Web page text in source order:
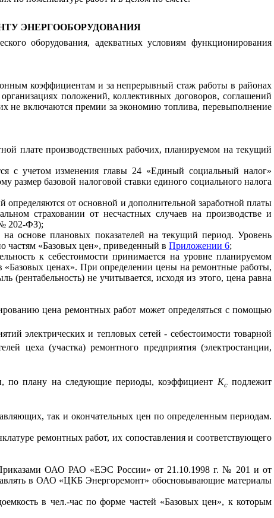
ЭНЕРГООБОРУДОВАНИЯ
оборудования, адекватных условиям функционирования
коэффициентам и за непрерывный стаж работы в районах
положений, коллективных договоров, соглашений
не включаются премии за экономию топлива, перевыполнение
плате производственных рабочих, планируемом на текущий
с учетом изменения главы 24 «Единый социальный налог»
базовой налоговой ставки единого социального налога
определяются от основной и дополнительной заработной платы
страховании от несчастных случаев на производстве и
№ 202-ФЗ);
основе плановых показателей на текущий период. Уровень
частям «Базовых цен», приведенный в Приложении 6;
к себестоимости принимается на уровне планируемом
ценах». При определении цены на ремонтные работы,
не учитывается, исходя из этого, цена равна
цена ремонтных работ может определяться с помощью
электрических и тепловых сетей - себестоимости товарной
цеха (участка) ремонтного предприятия (электростанции,
по плану на следующие периоды, коэффициент Ксподлежит
так и окончательных цен по определенным периодам.
ремонтных работ, их сопоставления и соответствующего
Приказами ОАО РАО «ЕЭС России» от 21.10.1998 г. № 201 и от
в ОАО «ЦКБ Энергоремонт» обосновывающие материалы
в чел.-час по форме частей «Базовых цен», к которым